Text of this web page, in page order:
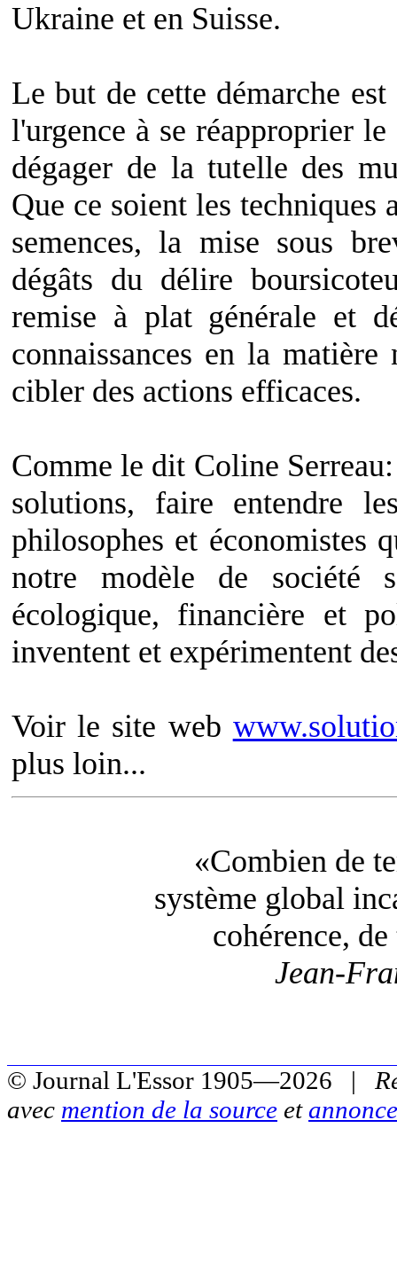
Ukraine et en Suisse.
Le but de cette démarche
l'urgence à se réapproprier
dégager de la tutelle des
Que ce soient les techniques
semences, la mise sous
dégâts du délire
remise à plat générale et
connaissances en la
cibler des actions efficaces.
Comme le dit Coline
solutions, faire entendre
philosophes et économistes
notre modèle de société
écologique, financière et
inventent et expérimentent
Voir le site web
plus loin...
«Combien de
système global
cohérence,
Jean-
© Journal L'Essor 1905—2026 |
avec mention de la source et